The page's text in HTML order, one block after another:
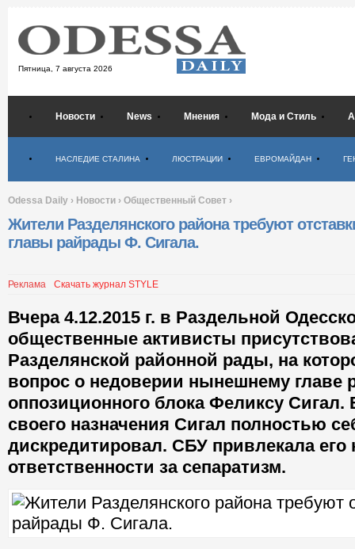
Пятница, 7 августа 2026
Новости News Мнения Мода и Стиль
НАСЛЕДИЕ СТАЛИНА ЛЮСТРАЦИИ ЕВРОМАЙДАН
Odessa Daily › Новости › Общественный Совет ›
Жители Разделянского района требуют
главы райрады Ф. Сигала.
Реклама Скачать журнал STYLE
Вчера 4.12.2015 г. в Раздельной
общественные активисты
Разделянской районной рады, на
вопрос о недоверии нынешнему главе
оппозиционного блока Феликсу Сигал.
своего назначения Сигал полностью
дискредитировал. СБУ привлекала его
ответственности за сепаратизм.